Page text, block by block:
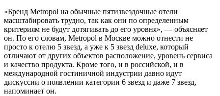
«Бренд Metropol на обычные пятизвездочные отели
масштабировать трудно, так как они по определенным
критериям не будут дотягивать до его уровня», — объясняет
он. По его словам, Metropol в Москве можно отнести не
просто к отелю 5 звезд, а уже к 5 звезд deluxe, который
отличают от других объектов расположение, уровень сервиса
и качество продукта. Кроме того, и в российской, и в
международной гостиничной индустрии давно идут
дискуссии о появлении категории 6 звезд и даже 7 звезд,
напоминает он.